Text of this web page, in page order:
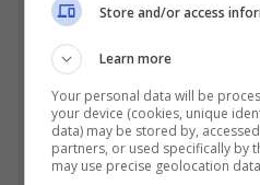
Store and/or access
Learn more
Your personal data will be
your device (cookies, unique
data) may be stored by,
partners, or used specifically by
may use precise geolocation